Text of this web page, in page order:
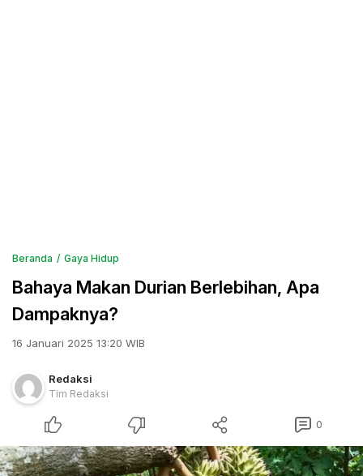
Beranda Gaya Hidup
Bahaya Makan Durian Berlebihan, Apa
Dampaknya?
16 Januari 2025 13:20 WIB
Redaksi
Tim Redaksi
0